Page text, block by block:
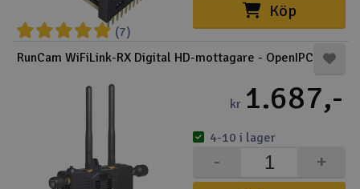
(7)
Köp
RunCam WiFiLink-RX Digital HD-mottagare - OpenIPC
kr 1.687,-
+
-
4-10 i lager